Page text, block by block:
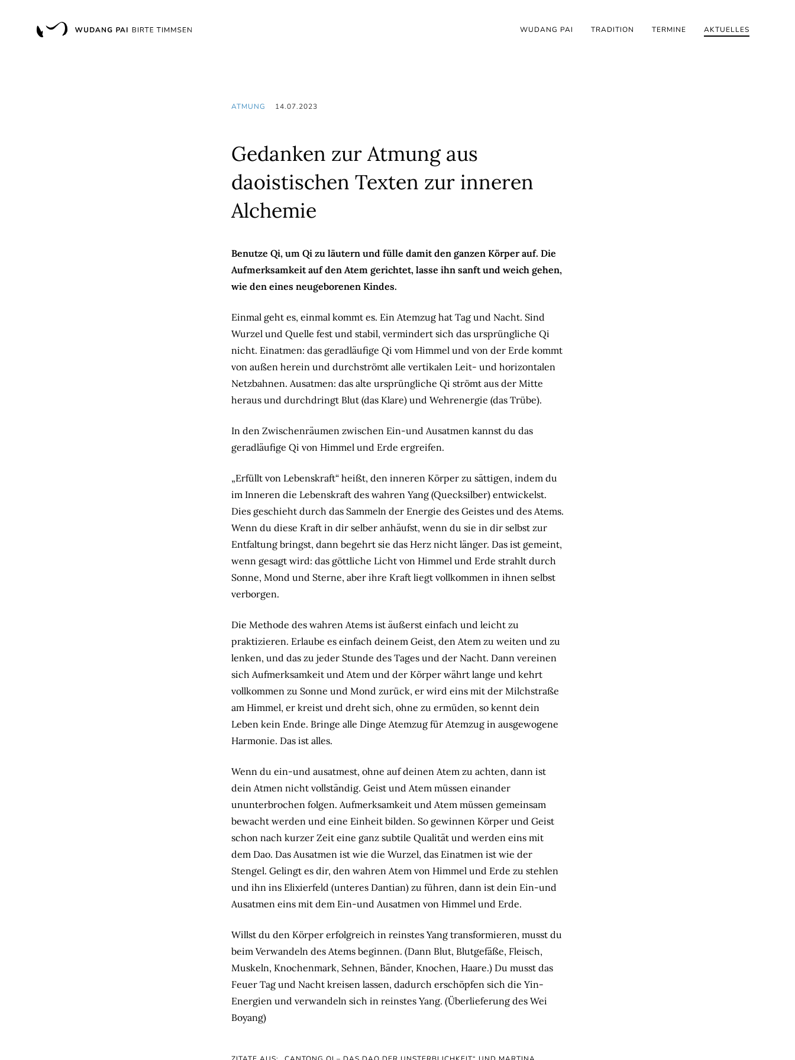
WUDANG PAI TRADITION TERMINE AKTUELLES
ATMUNG 14.07.2023
Gedanken zur Atmung aus
daoistischen Texten zur inneren
Alchemie
Benutze Qi, um Qi zu läutern und fülle damit den ganzen Körper auf. Die
Aufmerksamkeit auf den Atem gerichtet, lasse ihn sanft und weich gehen,
wie den eines neugeborenen Kindes.
Einmal geht es, einmal kommt es. Ein Atemzug hat Tag und Nacht. Sind
Wurzel und Quelle fest und stabil, vermindert sich das ursprüngliche Qi
nicht. Einatmen: das geradläufige Qi vom Himmel und von der Erde kommt
von außen herein und durchströmt alle vertikalen Leit- und horizontalen
Netzbahnen. Ausatmen: das alte ursprüngliche Qi strömt aus der Mitte
heraus und durchdringt Blut (das Klare) und Wehrenergie (das Trübe).
In den Zwischenräumen zwischen Ein-und Ausatmen kannst du das
geradläufige Qi von Himmel und Erde ergreifen.
„Erfüllt von Lebenskraft“ heißt, den inneren Körper zu sättigen, indem du
im Inneren die Lebenskraft des wahren Yang (Quecksilber) entwickelst.
Dies geschieht durch das Sammeln der Energie des Geistes und des Atems.
Wenn du diese Kraft in dir selber anhäufst, wenn du sie in dir selbst zur
Entfaltung bringst, dann begehrt sie das Herz nicht länger. Das ist gemeint,
wenn gesagt wird: das göttliche Licht von Himmel und Erde strahlt durch
Sonne, Mond und Sterne, aber ihre Kraft liegt vollkommen in ihnen selbst
verborgen.
Die Methode des wahren Atems ist äußerst einfach und leicht zu
praktizieren. Erlaube es einfach deinem Geist, den Atem zu weiten und zu
lenken, und das zu jeder Stunde des Tages und der Nacht. Dann vereinen
sich Aufmerksamkeit und Atem und der Körper währt lange und kehrt
vollkommen zu Sonne und Mond zurück, er wird eins mit der Milchstraße
am Himmel, er kreist und dreht sich, ohne zu ermüden, so kennt dein
Leben kein Ende. Bringe alle Dinge Atemzug für Atemzug in ausgewogene
Harmonie. Das ist alles.
Wenn du ein-und ausatmest, ohne auf deinen Atem zu achten, dann ist
dein Atmen nicht vollständig. Geist und Atem müssen einander
ununterbrochen folgen. Aufmerksamkeit und Atem müssen gemeinsam
bewacht werden und eine Einheit bilden. So gewinnen Körper und Geist
schon nach kurzer Zeit eine ganz subtile Qualität und werden eins mit
dem Dao. Das Ausatmen ist wie die Wurzel, das Einatmen ist wie der
Stengel. Gelingt es dir, den wahren Atem von Himmel und Erde zu stehlen
und ihn ins Elixierfeld (unteres Dantian) zu führen, dann ist dein Ein-und
Ausatmen eins mit dem Ein-und Ausatmen von Himmel und Erde.
Willst du den Körper erfolgreich in reinstes Yang transformieren, musst du
beim Verwandeln des Atems beginnen. (Dann Blut, Blutgefäße, Fleisch,
Muskeln, Knochenmark, Sehnen, Bänder, Knochen, Haare.) Du musst das
Feuer Tag und Nacht kreisen lassen, dadurch erschöpfen sich die Yin-
Energien und verwandeln sich in reinstes Yang. (Überlieferung des Wei
Boyang)